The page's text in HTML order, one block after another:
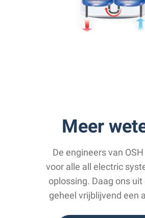
Meer
De engineers van
voor alle all electric
oplossing. Daag ons
geheel vrijblijvend een